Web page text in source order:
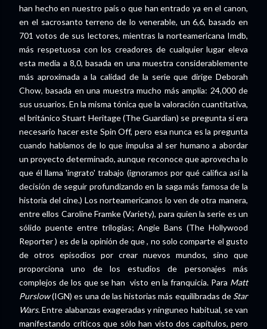
han hecho en nuestro país o que han entrado ya en el canon,
en el sacrosanto terreno de lo venerable, un 6,6, basado en
701 votos de sus lectores, mientras la norteamericana Imdb,
más respetuosa con los creadores de cualquier lugar eleva
esta media a 8,0, basada en una muestra considerablemente
más aproximada a la calidad de la serie que dirige Deborah
Chow, basada en una muestra mucho más amplia: 24,000 de
sus usuarios. En la misma tónica que la valoración cuantitativa,
el británico Stuart Heritage (The Guardian) se pregunta si era
necesario hacer este Spin Off, pero esa nunca es la pregunta
cuando hablamos de lo que impulsa al ser humano a abordar
un proyecto determinado, aunque reconoce que aprovecha lo
que él llama 'ingrato' trabajo (ignoramos por qué califica así la
decisión de seguir profundizando en la saga más famosa de la
historia del cine.) Los norteamericanos lo ven de otra manera,
entre ellos Caroline Framke (Variety), para quien la serie es un
sólido puente entre trilogías; Angie Bans (The Hollywood
Reporter ) es de la opinión de que , no solo comparte el gusto
de otros episodios por crear nuevos mundos, sino que
proporciona uno de los estudios de personajes más
complejos de los que se han visto en la franquicia. Para Matt
Purslow(IGN) es una de las historias más equilibradas de Star
Wars. Entre alabanzas exageradas y ninguneo habitual, se van
manifestando críticos que sólo han visto dos capítulos, pero